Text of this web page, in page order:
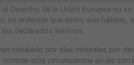
el Derecho de la Unión Europea no
se entiende que estos son hábiles,
declarados festivos.
señalado por días naturales por
constar esta circunstancia en las